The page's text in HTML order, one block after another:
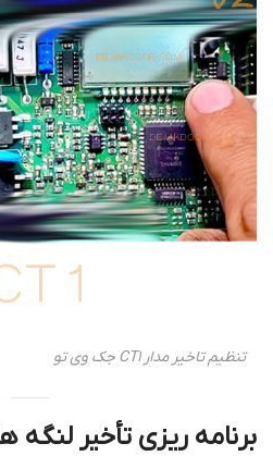
تنظیم تاخیر مدار CT1 جک وی تو
برنامه ریزی تأخیر لنگه